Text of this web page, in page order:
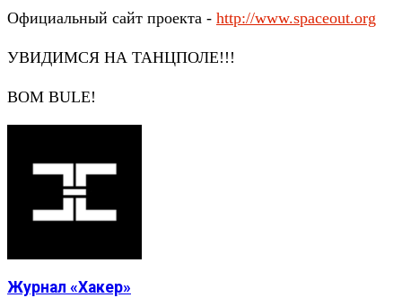
Официальный сайт проекта - http://www.spaceout.org
УВИДИМСЯ НА ТАНЦПОЛЕ!!!
BOM BULE!
Журнал «Хакер»